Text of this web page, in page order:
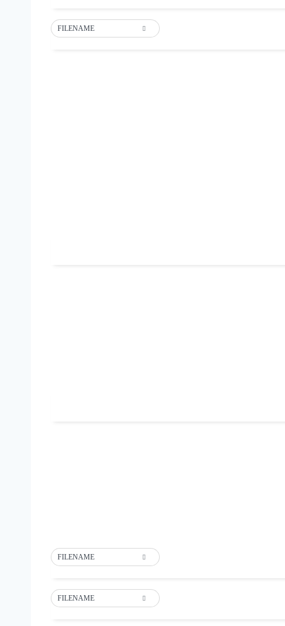
FILENAME
FILENAME
FILENAME